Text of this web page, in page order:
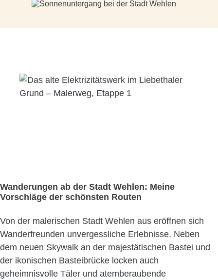
Wanderungen ab der Stadt Wehlen: Meine
Vorschläge der schönsten Routen
Von der malerischen Stadt Wehlen aus eröffnen sich
Wanderfreunden unvergessliche Erlebnisse. Neben
dem neuen Skywalk an der majestätischen Bastei und
der ikonischen Basteibrücke locken auch
geheimnisvolle Täler und atemberaubende